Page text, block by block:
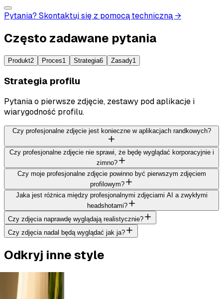
Pytania? Skontaktuj się z pomocą techniczną →
Często zadawane pytania
Produkt2 Proces1 Strategia6 Zasady1
Strategia profilu
Pytania o pierwsze zdjęcie, zestawy pod aplikacje i
wiarygodność profilu.
Czy profesjonalne zdjęcie jest konieczne w aplikacjach randkowych?
Czy profesjonalne zdjęcie nie sprawi, że będę wyglądać korporacyjnie i
zimno?
Czy moje profesjonalne zdjęcie powinno być pierwszym zdjęciem
profilowym?
Jaka jest różnica między profesjonalnymi zdjęciami AI a zwykłymi
headshotami?
Czy zdjęcia naprawdę wyglądają realistycznie?
Czy zdjęcia nadal będą wyglądać jak ja?
Odkryj inne style